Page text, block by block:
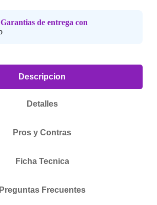
Politica de Devoluciones.
Garantias de entrega con
Descripcion
Detalles
Pros y Contras
Ficha Tecnica
Preguntas Frecuentes